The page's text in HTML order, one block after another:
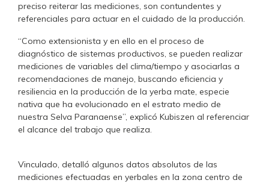
preciso reiterar las mediciones, son contundentes y
referenciales para actuar en el cuidado de la producción.
“Como extensionista y en ello en el proceso de
diagnóstico de sistemas productivos, se pueden realizar
mediciones de variables del clima/tiempo y asociarlas a
recomendaciones de manejo, buscando eficiencia y
resiliencia en la producción de la yerba mate, especie
nativa que ha evolucionado en el estrato medio de
nuestra Selva Paranaense”, explicó Kubiszen al referenciar
el alcance del trabajo que realiza.
Vinculado, detalló algunos datos absolutos de las
mediciones efectuadas en yerbales en la zona centro de